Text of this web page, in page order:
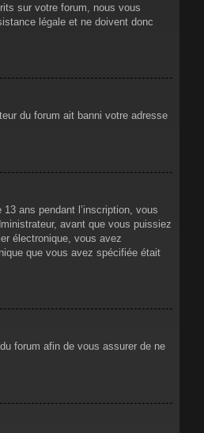
sur votre forum, nous vous
légale et ne doivent donc
du forum ait banni votre adresse
ans pendant l’inscription, vous
avant que vous puissiez
électronique, vous avez
que vous avez spécifiée était
forum afin de vous assurer de ne